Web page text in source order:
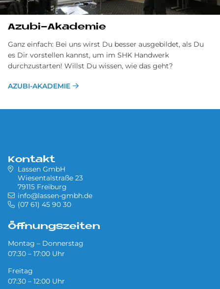
Azubi-Akademie
Ganz einfach: Bei uns wirst Du besser ausgebildet, als Du
es Dir vorstellen kannst, um im SHK Handwerk
durchzustarten! Willst Du wissen, wie das geht?
AZUBI-AKADEMIE
Kontakt
Lassen GmbH
Wiesentalstraße 23
79115 Freiburg
info@lassen-gmbh.de
(07 61) 45 90 30
Öffnungszeiten
Montag – Donnerstag
07:30 – 17:00 Uhr
Freitag
07:30 – 12:00 Uhr